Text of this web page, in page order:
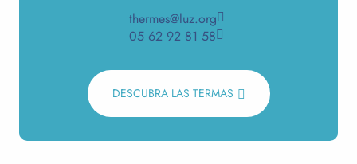
thermes@luz.org
05 62 92 81 58
DESCUBRA LAS TERMAS